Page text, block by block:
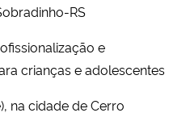
RS
e
crianças e adolescentes
na cidade de Cerro